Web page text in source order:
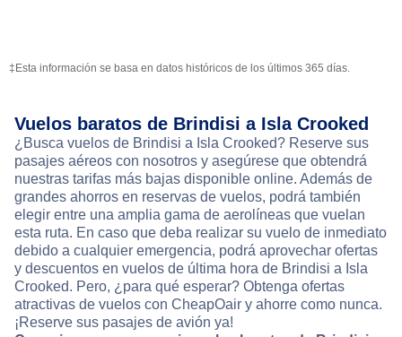
‡Esta información se basa en datos históricos de los últimos 365 días.
Vuelos baratos de Brindisi a Isla Crooked
¿Busca vuelos de Brindisi a Isla Crooked? Reserve sus
pasajes aéreos con nosotros y asegúrese que obtendrá
nuestras tarifas más bajas disponible online. Además de
grandes ahorros en reservas de vuelos, podrá también
elegir entre una amplia gama de aerolíneas que vuelan
esta ruta. En caso que deba realizar su vuelo de inmediato
debido a cualquier emergencia, podrá aprovechar ofertas
y descuentos en vuelos de última hora de Brindisi a Isla
Crooked. Pero, ¿para qué esperar? Obtenga ofertas
atractivas de vuelos con CheapOair y ahorre como nunca.
¡Reserve sus pasajes de avión ya!